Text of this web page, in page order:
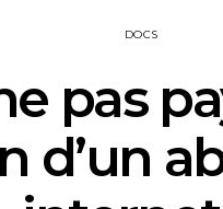
DOCS
pas
d’un